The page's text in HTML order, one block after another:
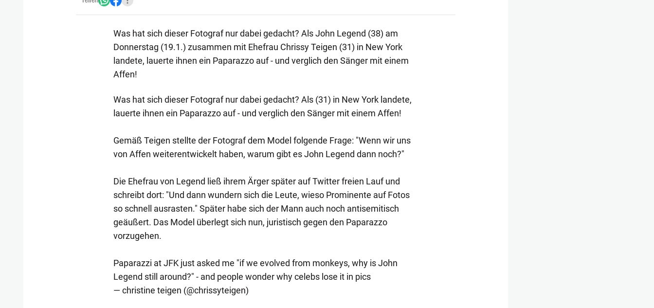
Was hat sich dieser Fotograf nur dabei gedacht? Als John Legend (38) am
Donnerstag (19.1.) zusammen mit Ehefrau Chrissy Teigen (31) in New York
landete, lauerte ihnen ein Paparazzo auf - und verglich den Sänger mit einem
Affen!
Was hat sich dieser Fotograf nur dabei gedacht? Als (31) in New York landete,
lauerte ihnen ein Paparazzo auf - und verglich den Sänger mit einem Affen!
Gemäß Teigen stellte der Fotograf dem Model folgende Frage: "Wenn wir uns
von Affen weiterentwickelt haben, warum gibt es John Legend dann noch?"
Die Ehefrau von Legend ließ ihrem Ärger später auf Twitter freien Lauf und
schreibt dort: "Und dann wundern sich die Leute, wieso Prominente auf Fotos
so schnell ausrasten." Später habe sich der Mann auch noch antisemitisch
geäußert. Das Model überlegt sich nun, juristisch gegen den Paparazzo
vorzugehen.
Paparazzi at JFK just asked me "if we evolved from monkeys, why is John
Legend still around?" - and people wonder why celebs lose it in pics
— christine teigen (@chrissyteigen)